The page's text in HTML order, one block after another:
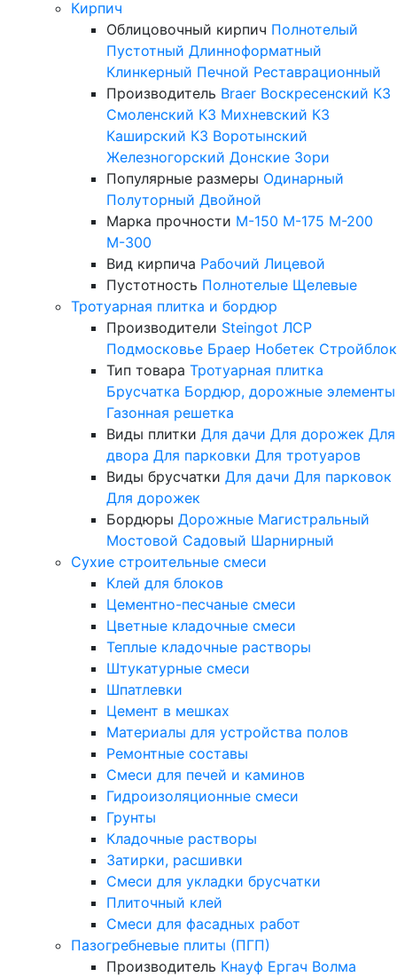
Кирпич
Облицовочный кирпич Полнотелый
Пустотный Длинноформатный
Клинкерный Печной Реставрационный
Производитель Braer Воскресенский КЗ
Смоленский КЗ Михневский КЗ
Каширский КЗ Воротынский
Железногорский Донские Зори
Популярные размеры Одинарный
Полуторный Двойной
Марка прочности М-150 М-175 М-200
М-300
Вид кирпича Рабочий Лицевой
Пустотность Полнотелые Щелевые
Тротуарная плитка и бордюр
Производители Steingot ЛСР
Подмосковье Браер Нобетек Стройблок
Тип товара Тротуарная плитка
Брусчатка Бордюр, дорожные элементы
Газонная решетка
Виды плитки Для дачи Для дорожек Для
двора Для парковки Для тротуаров
Виды брусчатки Для дачи Для парковок
Для дорожек
Бордюры Дорожные Магистральный
Мостовой Садовый Шарнирный
Сухие строительные смеси
Клей для блоков
Цементно-песчаные смеси
Цветные кладочные смеси
Теплые кладочные растворы
Штукатурные смеси
Шпатлевки
Цемент в мешках
Материалы для устройства полов
Ремонтные составы
Смеси для печей и каминов
Гидроизоляционные смеси
Грунты
Кладочные растворы
Затирки, расшивки
Смеси для укладки брусчатки
Плиточный клей
Смеси для фасадных работ
Пазогребневые плиты (ПГП)
Производитель Кнауф Ергач Волма